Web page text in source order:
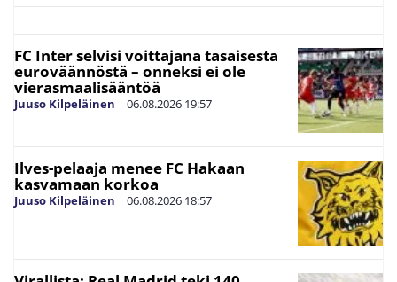
FC Inter selvisi voittajana tasaisesta
euroväännöstä – onneksi ei ole
vierasmaalisääntöä
Juuso Kilpeläinen | 06.08.2026 19:57
Ilves-pelaaja menee FC Hakaan
kasvamaan korkoa
Juuso Kilpeläinen | 06.08.2026 18:57